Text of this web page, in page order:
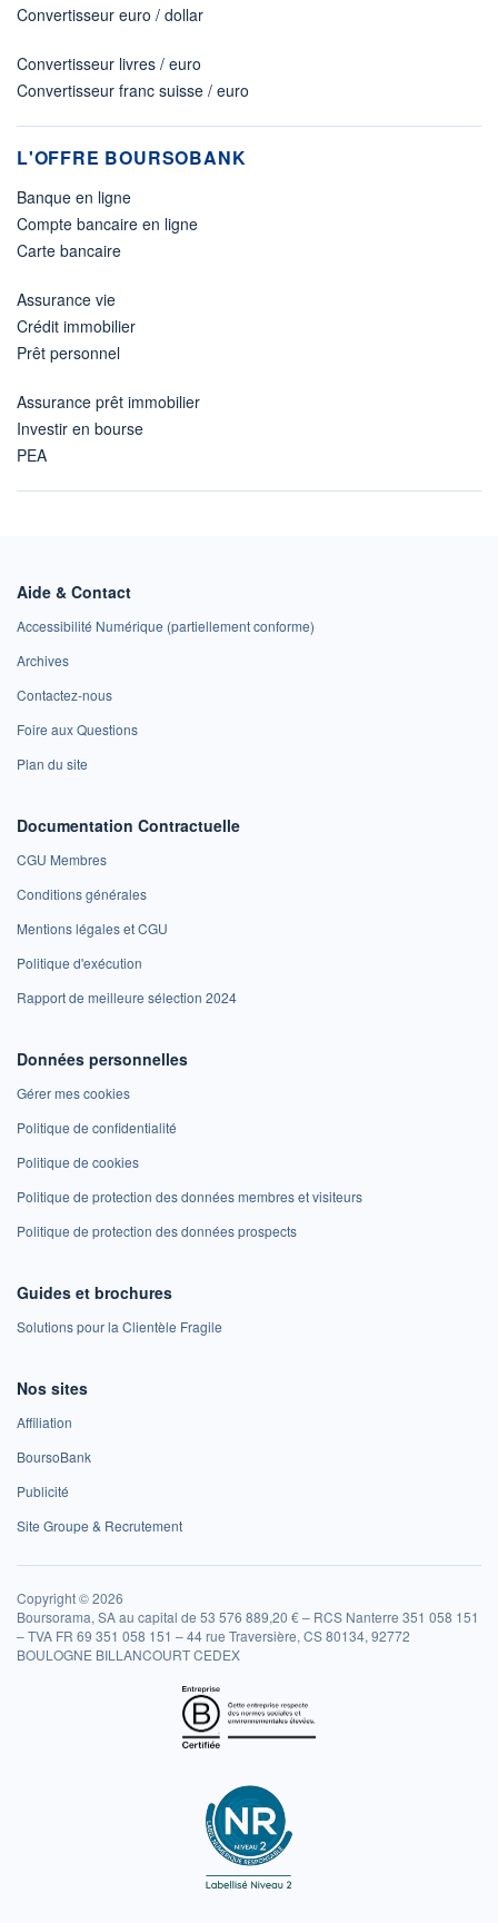
Convertisseur euro / dollar
Convertisseur livres / euro
Convertisseur franc suisse / euro
L'OFFRE BOURSOBANK
Banque en ligne
Compte bancaire en ligne
Carte bancaire
Assurance vie
Crédit immobilier
Prêt personnel
Assurance prêt immobilier
Investir en bourse
PEA
Aide & Contact
Accessibilité Numérique (partiellement conforme)
Archives
Contactez-nous
Foire aux Questions
Plan du site
Documentation Contractuelle
CGU Membres
Conditions générales
Mentions légales et CGU
Politique d'exécution
Rapport de meilleure sélection 2024
Données personnelles
Gérer mes cookies
Politique de confidentialité
Politique de cookies
Politique de protection des données membres et visiteurs
Politique de protection des données prospects
Guides et brochures
Solutions pour la Clientèle Fragile
Nos sites
Affiliation
BoursoBank
Publicité
Site Groupe & Recrutement
Copyright © 2026
Boursorama, SA au capital de 53 576 889,20 € – RCS Nanterre 351 058 151
– TVA FR 69 351 058 151 – 44 rue Traversière, CS 80134, 92772
BOULOGNE BILLANCOURT CEDEX